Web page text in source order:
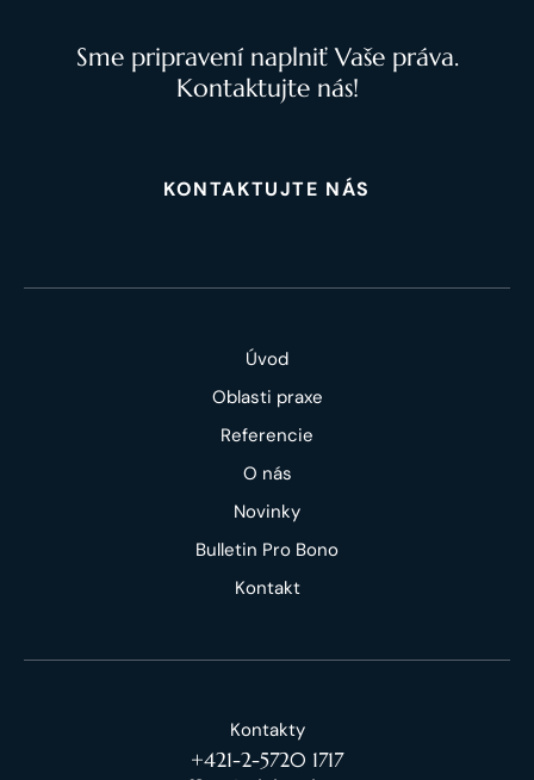
Sme pripravení naplniť Vaše práva.
Kontaktujte nás!
KONTAKTUJTE NÁS
Úvod
Oblasti praxe
Referencie
O nás
Novinky
Bulletin Pro Bono
Kontakt
Kontakty
+421-2-5720 1717